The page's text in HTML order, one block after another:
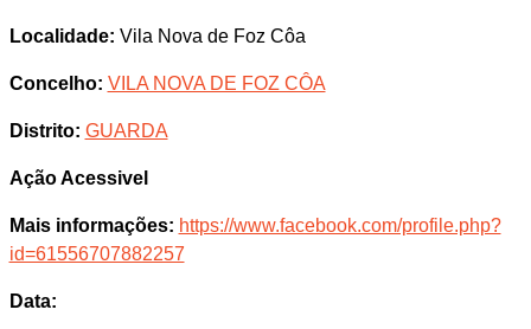
Localidade: Vila Nova de Foz Côa
Concelho: VILA NOVA DE FOZ CÔA
Distrito: GUARDA
Ação Acessivel
Mais informações: https://www.facebook.com/profile.php?
id=61556707882257
Data: